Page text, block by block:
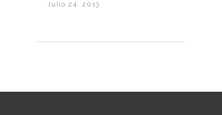
Julio 24, 2013